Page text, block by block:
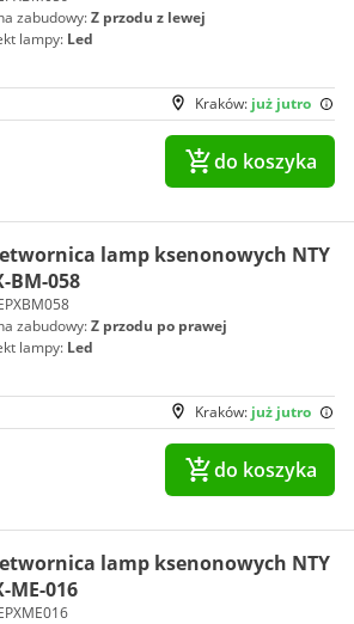
zabudowy:Z przodu z lewej
lampy: Led
Kraków: już jutro
do koszyka
lamp ksenonowych NTY
BM-058
zabudowy:Z przodu po prawej
lampy: Led
Kraków: już jutro
do koszyka
lamp ksenonowych NTY
ME-016